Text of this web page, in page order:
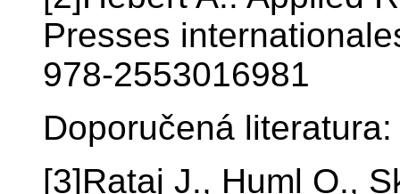
Presses
978-2553016981
Doporučená literatura:
[3]Rataj J., Huml O.,